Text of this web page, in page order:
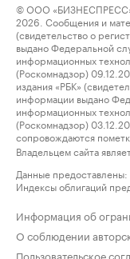
© ООО
2026. Сообщения и
(свидетельство о
выдано Федеральной
информационных
(Роскомнадзор)
издания «РБК»
информации выдано
информационных
(Роскомнадзор)
сопровождаются
Владельцем сайта
Данные предоставлены:
Индексы облигаций
Информация об
О соблюдении
Пользовательское